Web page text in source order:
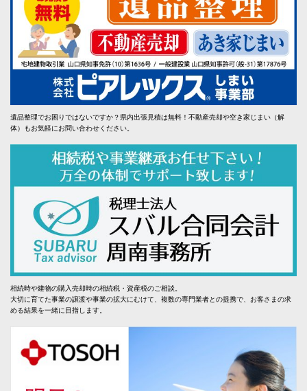
遺品整理でお困りではないですか？県内出張見積は無料！不動産売却や空き家じまい（解
体）もお気軽にお問い合わせください。
相続時や建物の購入売却時の相続税・資産税のご相談。
大切に育てた事業の譲渡や事業の拡大にむけて、複数の専門業者との提携で、お客さまの求
める結果を一緒に目指します。